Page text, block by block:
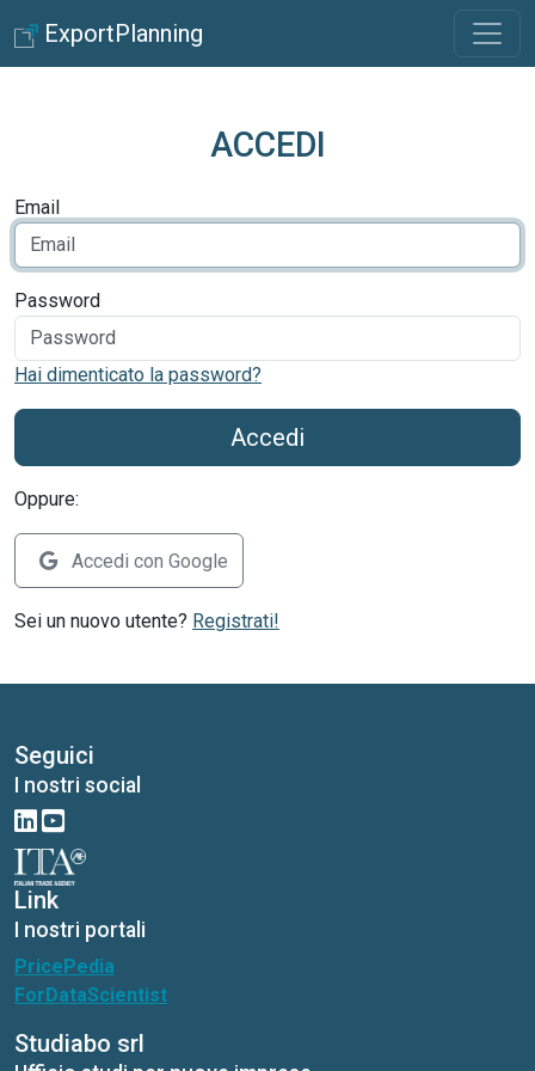
ExportPlanning
ACCEDI
Email
Password
Hai dimenticato la password?
Accedi
Oppure:
Accedi con Google
Sei un nuovo utente? Registrati!
Seguici
I nostri social
Link
I nostri portali
PricePedia
ForDataScientist
Studiabo srl